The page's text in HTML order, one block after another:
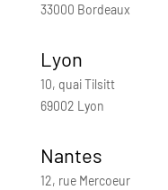
33000 Bordeaux
Lyon
10, quai Tilsitt
69002 Lyon
Nantes
12, rue Mercoeur